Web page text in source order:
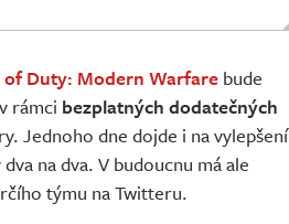
of Duty: Modern Warfarebude
rámci bezplatných dodatečných
Jednoho dne dojde i na vylepšení
na dva. V budoucnu má ale
týmu na Twitteru.